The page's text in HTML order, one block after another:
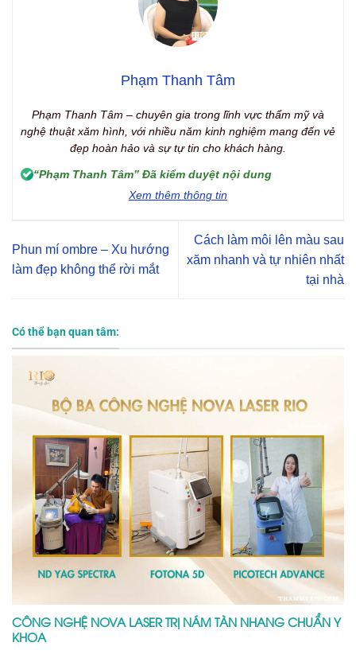
Phạm Thanh Tâm
Phạm Thanh Tâm – chuyên gia trong lĩnh vực thẩm mỹ và
nghệ thuật xăm hình, với nhiều năm kinh nghiệm mang đến vẻ
đẹp hoàn hảo và sự tự tin cho khách hàng.
“Phạm Thanh Tâm” Đã kiểm duyệt nội dung
Xem thêm thông tin
Phun mí ombre – Xu hướng
làm đẹp không thể rời mắt
Cách làm môi lên màu sau
xăm nhanh và tự nhiên nhất
tại nhà
Có thể bạn quan tâm:
CÔNG NGHỆ NOVA LASER TRỊ NÁM TÀN NHANG CHUẨN Y
KHOA